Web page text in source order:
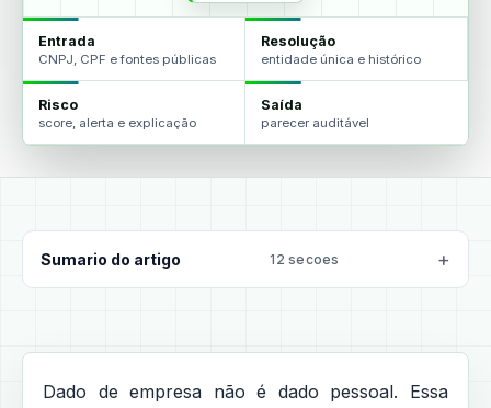
Entrada
CNPJ, CPF e fontes públicas
Resolução
entidade única e histórico
Risco
score, alerta e explicação
Saída
parecer auditável
Sumario do artigo 12 secoes
Dado de empresa não é dado pessoal. Essa